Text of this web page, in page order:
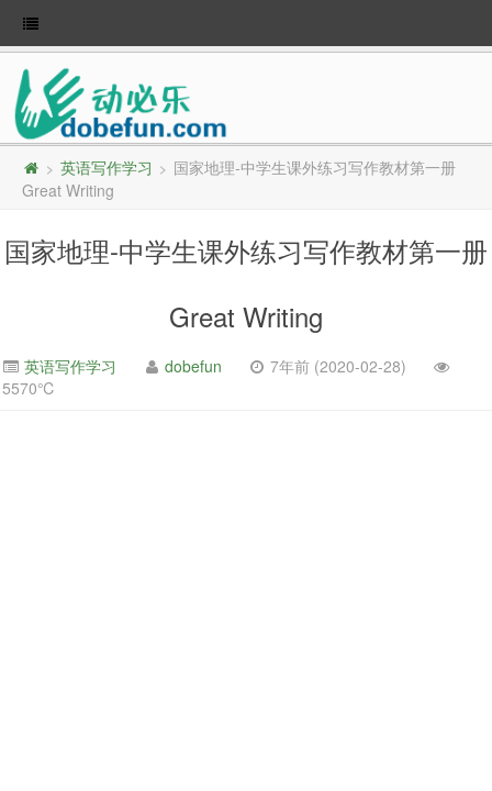
> 英语写作学习 > 国家地理-中学生课外练习写作教材第一册
Great Writing
国家地理-中学生课外练习写作教材第一册
Great Writing
英语写作学习 dobefun
7年前 (2020-02-28)
5570℃